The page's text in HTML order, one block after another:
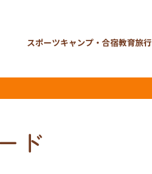
スポーツキャンプ・合宿教育旅行
ド